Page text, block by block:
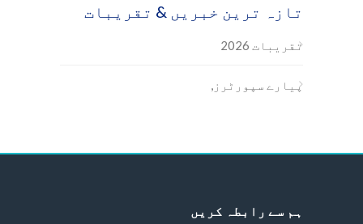
تازہ ترین خبریں & تقریبات
تقریبات 2026
پیارے سپورٹرز,
ہم سے رابطہ کریں